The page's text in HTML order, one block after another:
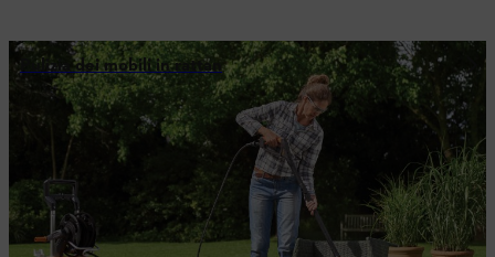
Pulizia dei mobili in rattan